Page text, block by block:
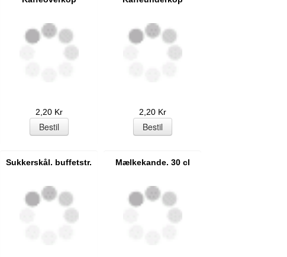
2,20 Kr 2,20 Kr
Sukkerskål. buffetstr. Mælkekande. 30 cl